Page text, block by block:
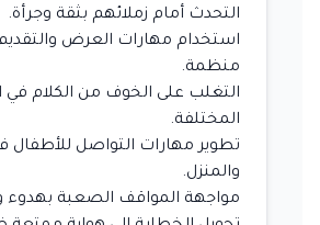
التحدث أمام زملائهم بثقة وجرأة.
استخدام مهارات العرض
منظمة.
التغلب على الخوف من الكلام في
المختلفة.
تطوير مهارات التواصل للأطفال
والمنزل.
مواجهة المواقف الصعبة بهدوء